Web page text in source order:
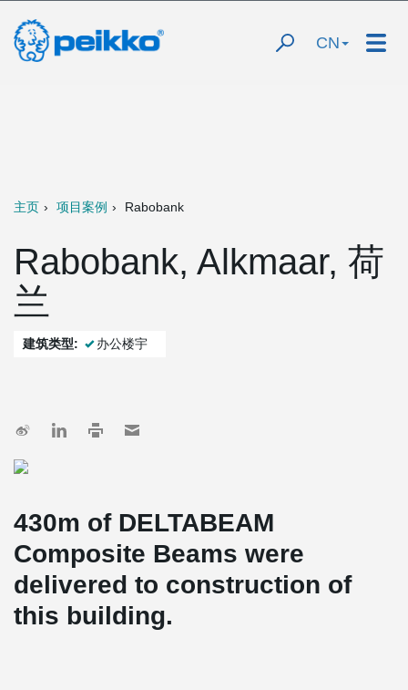
CN
主页 项目案例 Rabobank
Rabobank, Alkmaar, 荷
兰
建筑类型: 办公楼宇
430m of DELTABEAM
Composite Beams were
delivered to construction of
this building.